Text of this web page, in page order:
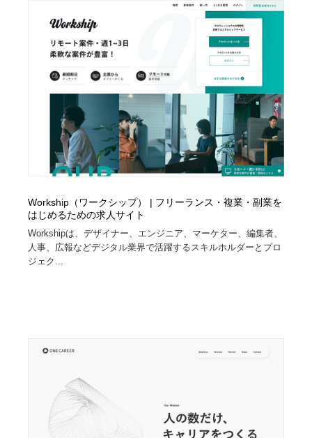
Workship（ワークシップ） | フリーランス・複業・副業を
はじめるための求人サイト
Workshipは、デザイナー、エンジニア、マーケター、編集者、
人事、広報などデジタル業界で活躍するスキルホルダーとプロ
ジェク...